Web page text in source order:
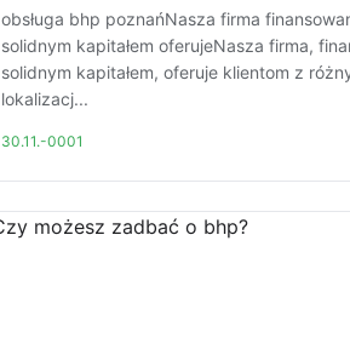
obsługa bhp poznańNasza firma
solidnym kapitałem oferujeNasza firma,
solidnym kapitałem, oferuje klientom z
lokalizacj...
30.11.-0001